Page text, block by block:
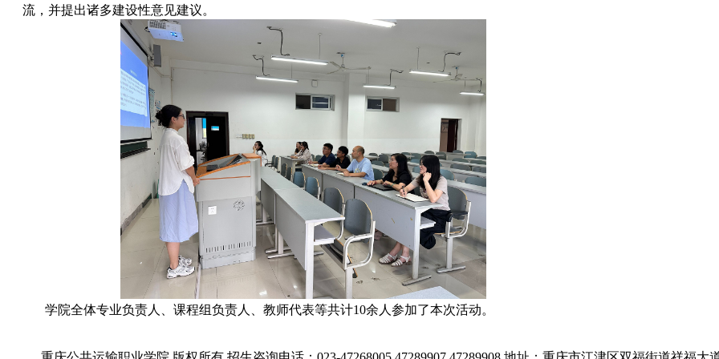
流，并提出诸多建设性意见建议。
学院全体专业负责人、课程组负责人、教师代表等共计10余人参加了本次活动。